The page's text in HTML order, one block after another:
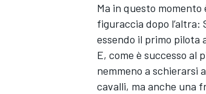
Ma in questo
figuraccia dopo
essendo il primo pilota
E, come è successo al
nemmeno a schierarsi
cavalli, ma anche una